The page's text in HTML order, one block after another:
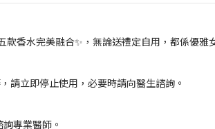
款香水完美融合✨，無論送禮定自用，都係優
請立即停止使用，必要時請向醫生諮詢。
專業醫師。